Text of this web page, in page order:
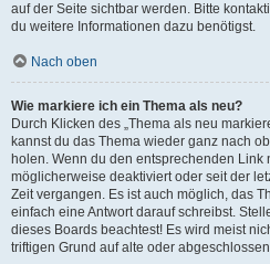
auf der Seite sichtbar werden. Bitte
du weitere Informationen dazu benötigst.
Nach oben
Wie markiere ich ein Thema als neu?
Durch Klicken des „Thema als neu
kannst du das Thema wieder ganz nach
holen. Wenn du den entsprechenden Link
möglicherweise deaktiviert oder seit der
Zeit vergangen. Es ist auch möglich, das
einfach eine Antwort darauf schreibst.
dieses Boards beachtest! Es wird meist
triftigen Grund auf alte oder